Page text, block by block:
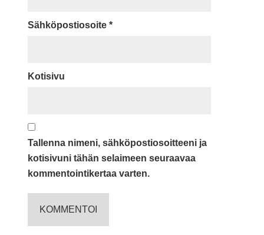
Sähköpostiosoite *
Kotisivu
Tallenna nimeni, sähköpostiosoitteeni ja
kotisivuni tähän selaimeen seuraavaa
kommentointikertaa varten.